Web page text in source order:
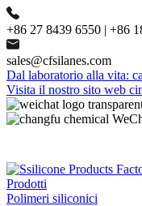
+86 27 8439 6550 | +86
sales@cfsilanes.com
Dal laboratorio alla vita:
Visita il nostro sito web
Prodotti
Polimeri siliconici